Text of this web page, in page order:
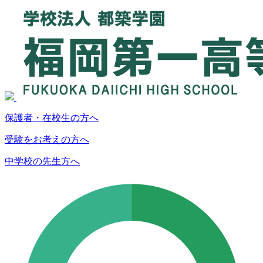
保護者・在校生の方へ
受験をお考えの方へ
中学校の先生方へ